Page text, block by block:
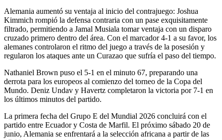
Alemania aumentó su ventaja al inicio del contrajuego: Joshua
Kimmich rompió la defensa contraria con un pase exquisitamente
filtrado, permitiendo a Jamal Musiala tomar ventaja con un disparo
cruzado primero dentro del área. Con el marcador 4-1 a su favor, los
alemanes controlaron el ritmo del juego a través de la posesión y
regularon los ataques ante un Curazao que sufría el paso del tiempo.
Nathaniel Brown puso el 5-1 en el minuto 67, preparando una
derrota para los europeos al comienzo del torneo de la Copa del
Mundo. Deniz Undav y Havertz completaron la victoria por 7-1 en
los últimos minutos del partido.
La primera fecha del Grupo E del Mundial 2026 concluirá con el
partido entre Ecuador y Costa de Marfil. El próximo sábado 20 de
junio, Alemania se enfrentará a la selección africana a partir de las